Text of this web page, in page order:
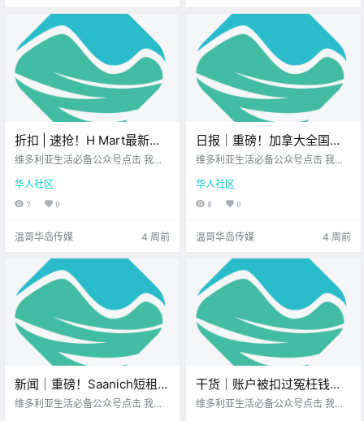
折扣 | 速抢！H Mart最新优
惠来啦！Walmart、Thrifty
维多利亚生活必备公众号点击 我在
一直在你身边维多利亚顶级科创学
校您值得信赖的地产经纪 每周折扣
时间到！ 博主特意为 大家精选了 维
美食饮品 .
华人社区
7 0
温哥华岛传媒 4 周前
日报｜重磅！加拿大全国牛
肉价格垄断案达成和解，涉
元！BC省护士下周扩大罢
工，维多利亚两家主要医院
维多利亚生活必备公众号点击 我在
一直在你身边北美最大亚洲超市您
值得信赖的地产经纪公元2026年7
月9日 农历5月25日 星期四 巨蟹座
报（.
华人社区
8 0
温哥华岛传媒 4 周前
新闻｜重磅！Saanich短租终
于迎来松绑！每年最多可租
维多利亚生活必备公众号点击 我在
干货｜账户被扣过冤枉钱的
速看！CIBC豪掷1000万和解
维多利亚生活必备公众号点击 我在